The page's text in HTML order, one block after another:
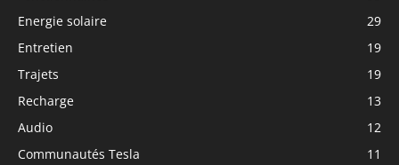
Energie solaire
29
Entretien
19
Trajets
19
Recharge
13
Audio
12
Communautés Tesla
11